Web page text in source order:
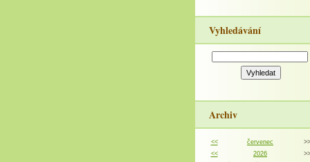
Vyhledávání
Archiv
<< červenec
>>
<<
2026 >>